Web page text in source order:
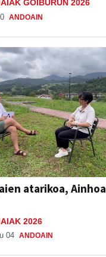
GOIBURUN 2026
ANDOAIN
atarikoa, Ainhoa
2026
04 ANDOAIN